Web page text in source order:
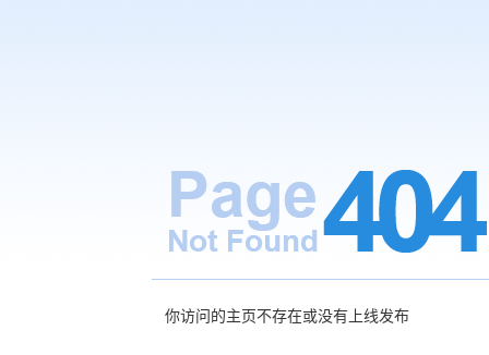
你访问的主页不存在或没有上线发布